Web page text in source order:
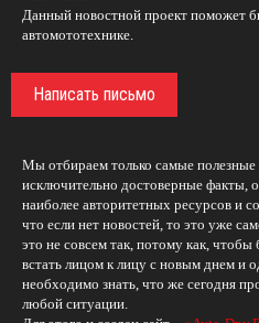
Данный новостной проект поможет
автомототехнике.
Написать письмо
Мы отбираем только самые
исключительно достоверные факты,
наиболее авторитетных ресурсов и
что если нет новостей, то это уже
это не совсем так, потому как,
встать лицом к лицу с новым днем и
необходимо знать, что же сегодня
любой ситуации.